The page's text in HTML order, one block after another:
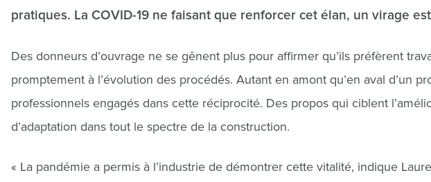
pratiques. La COVID-19 ne faisant que renforcer cet élan, un virage
Des donneurs d’ouvrage ne se gênent plus pour affirmer qu’ils préfèrent
promptement à l’évolution des procédés. Autant en amont qu’en aval d’un
professionnels engagés dans cette réciprocité. Des propos qui ciblent
d’adaptation dans tout le spectre de la construction.
« La pandémie a permis à l’industrie de démontrer cette vitalité, indique